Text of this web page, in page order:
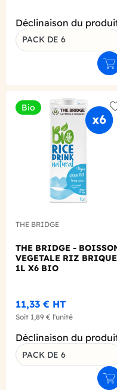
Déclinaison du
PACK DE 6
Bio
THE BRIDGE
THE BRIDGE -
VEGETALE RIZ BRIQUE
1L X6 BIO
11,33 € HT
Soit 1,89 € l'unité
Déclinaison du
PACK DE 6